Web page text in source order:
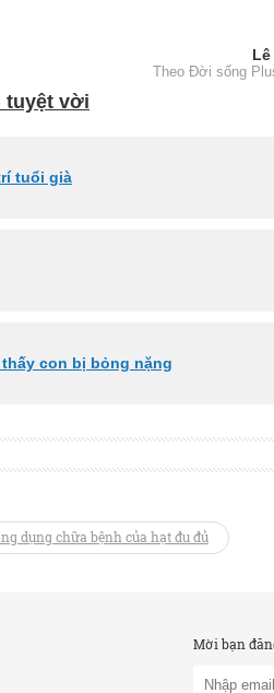
Theo Đời sống
tuyệt vời
tuổi già
con bị bỏng nặng
dụng chữa bệnh của hạt đu đủ
Mời bạn